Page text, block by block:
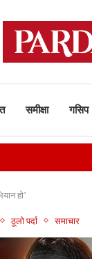
समीक्षा गसिप
हो’
ठूलो पर्दा समाचार